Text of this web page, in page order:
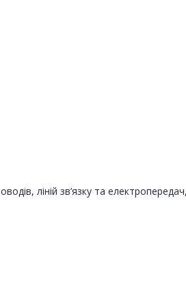
ліній зв’язку та